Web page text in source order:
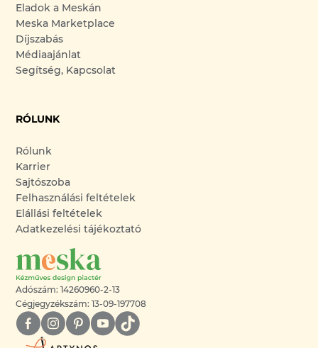
Eladok a Meskán
Meska Marketplace
Díjszabás
Médiaajánlat
Segítség, Kapcsolat
RÓLUNK
Rólunk
Karrier
Sajtószoba
Felhasználási feltételek
Elállási feltételek
Adatkezelési tájékoztató
Adószám: 14260960-2-13
Cégjegyzékszám: 13-09-197708